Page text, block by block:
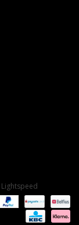
Lightspeed